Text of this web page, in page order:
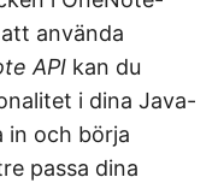
använda
API kan du
i dina Java-
in och börja
passa dina